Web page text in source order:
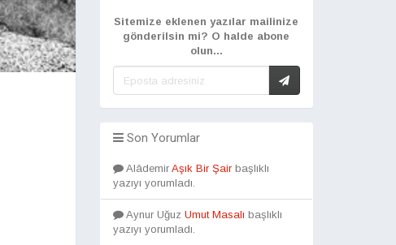
Sitemize eklenen yazılar mailinize
gönderilsin mi? O halde abone
olun...
Son Yorumlar
Alâdemir Aşık Bir Şairbaşlıklı
yazıyı yorumladı.
Aynur Uğuz Umut Masalı başlıklı
yazıyı yorumladı.